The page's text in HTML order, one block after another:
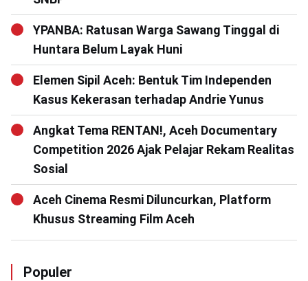
YPANBA: Ratusan Warga Sawang Tinggal di
Huntara Belum Layak Huni
Elemen Sipil Aceh: Bentuk Tim Independen
Kasus Kekerasan terhadap Andrie Yunus
Angkat Tema RENTAN!, Aceh Documentary
Competition 2026 Ajak Pelajar Rekam Realitas
Sosial
Aceh Cinema Resmi Diluncurkan, Platform
Khusus Streaming Film Aceh
Populer